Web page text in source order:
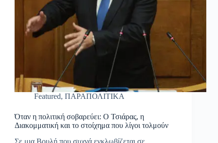
Featured, ΠΑΡΑΠΟΛΙΤΙΚΑ
Όταν η πολιτική σοβαρεύει: Ο Τσιάρας, η
Διακομματική και το στοίχημα που λίγοι τολμούν
Σε μια Βουλή που συχνά εγκλωβίζεται σε